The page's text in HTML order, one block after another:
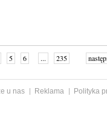
5 6 ... 235
u nas Reklama
Polityka